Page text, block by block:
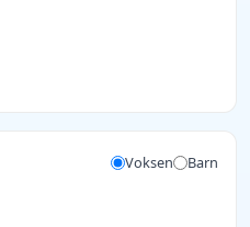
Voksen Barn